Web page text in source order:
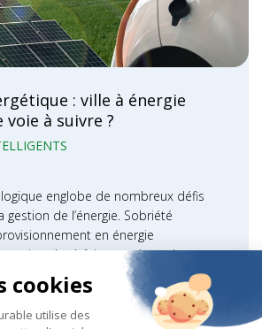
: ville à énergie
à suivre ?
englobe de nombreux défis
de l’énergie. Sobriété
en énergie
des bâtiments, les enjeux…